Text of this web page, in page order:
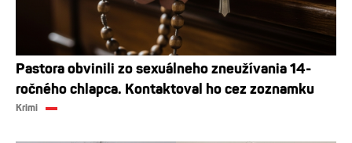
Pastora obvinili zo sexuálneho zneužívania 14-
ročného chlapca. Kontaktoval ho cez zoznamku
Krimi